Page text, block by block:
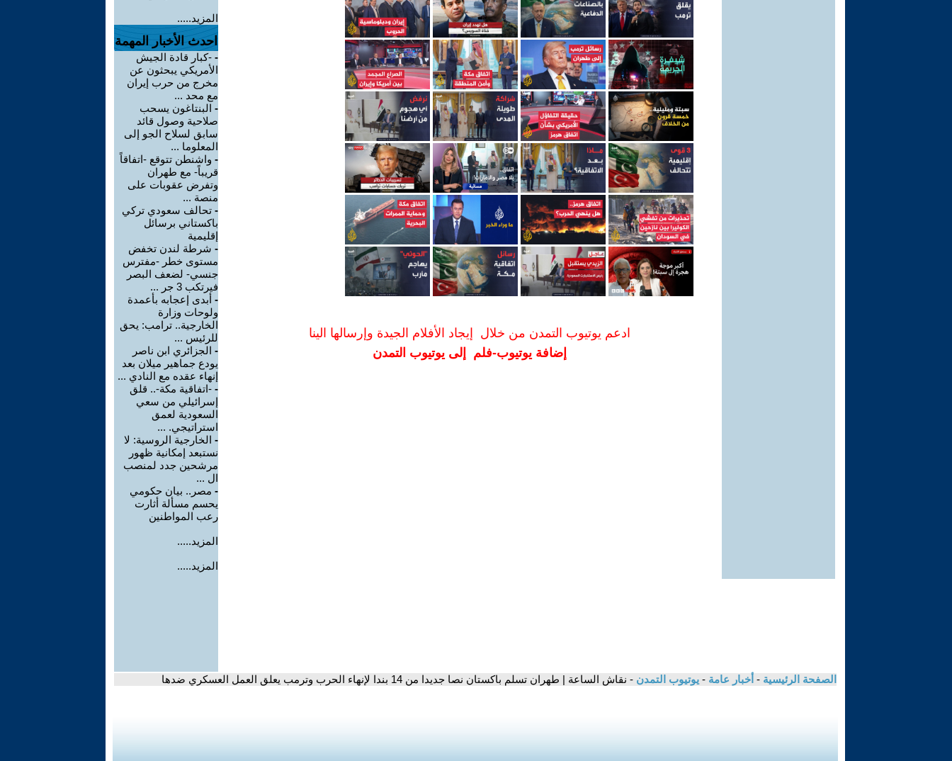
ادعم يوتيوب التمدن من خلال إيجاد الأفلام الجيدة وإرسالها الينا
إضافة يوتيوب-فلم إلى يوتيوب التمدن
المزيد.....
احدث الأخبار المهمة
- -كبار قادة الجيش
الأمريكي يبحثون عن
مخرج من حرب إيران
مع محد ...
- البنتاغون يسحب
صلاحية وصول قائد
سابق لسلاح الجو إلى
المعلوما ...
- واشنطن تتوقع -اتفاقاً
قريباً- مع طهران
وتفرض عقوبات على
منصة ...
- تحالف سعودي تركي
باكستاني برسائل
إقليمية
- شرطة لندن تخفض
مستوى خطر -مفترس
جنسي- لضعف البصر
فيرتكب 3 جر ...
- أبدى إعجابه بأعمدة
ولوحات وزارة
الخارجية.. ترامب: يحق
للرئيس ...
- الجزائري ابن ناصر
يودع جماهير ميلان بعد
إنهاء عقده مع النادي ...
- -اتفاقية مكة-.. قلق
إسرائيلي من سعي
السعودية لعمق
استراتيجي. ...
- الخارجية الروسية: لا
نستبعد إمكانية ظهور
مرشحين جدد لمنصب
ال ...
- مصر.. بيان حكومي
يحسم مسألة أثارت
رعب المواطنين
المزيد.....
المزيد.....
الصفحة الرئيسية - أخبار عامة - يوتيوب التمدن - نقاش الساعة | طهران تسلم باكستان نصا جديدا من 14 بندا لإنهاء الحرب وترمب يعلق العمل العسكري ضدها